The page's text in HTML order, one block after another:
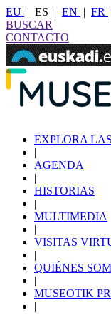
EU | ES | EN | FR
BUSCAR
CONTACTO
EXPLORA
|
AGENDA
|
HISTORIAS
|
MULTIMEDIA
|
VISITAS
|
QUIÉNES
|
MUSEOTIK
|